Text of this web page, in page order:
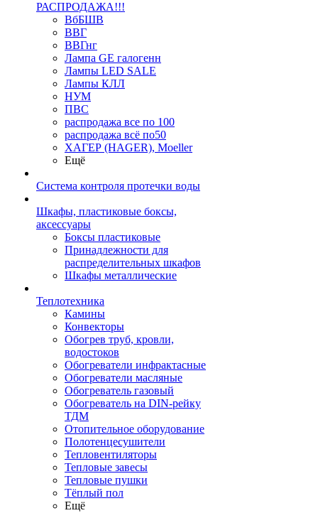
РАСПРОДАЖА!!!
ВбБШВ
ВВГ
ВВГнг
Лампа GE галогенн
Лампы LED SALE
Лампы КЛЛ
НУМ
ПВС
распродажа все по 100
распродажа всё по50
ХАГЕР (HAGER), Moeller
Ещё
Система контроля протечки воды
Шкафы, пластиковые боксы,
аксессуары
Боксы пластиковые
Принадлежности для
распределительных шкафов
Шкафы металлические
Теплотехника
Камины
Конвекторы
Обогрев труб, кровли,
водостоков
Обогреватели инфрактасные
Обогреватели масляные
Обогреватель газовый
Обогреватель на DIN-рейку
ТДМ
Отопительное оборудование
Полотенцесушители
Тепловентиляторы
Тепловые завесы
Тепловые пушки
Тёплый пол
Ещё